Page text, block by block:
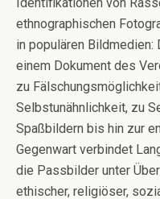
ethnographischen
in populären
einem Dokument des
zu
Selbstunähnlichkeit, zu
Spaßbildern bis hin zur
Gegenwart verbindet
die Passbilder unter
ethischer, religiöser,